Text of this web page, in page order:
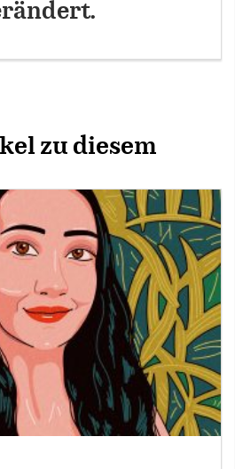
zu diesem